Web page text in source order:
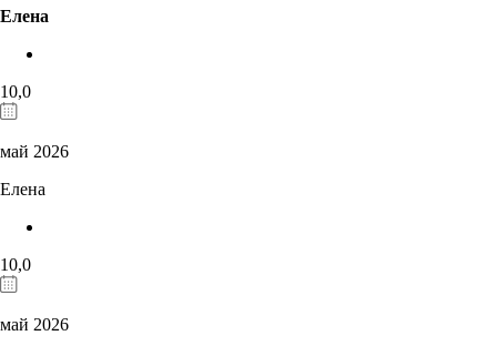
Елена
10,0
май 2026
Елена
10,0
май 2026